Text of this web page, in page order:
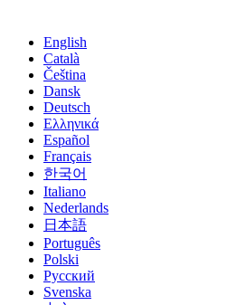
English
Català
Čeština
Dansk
Deutsch
Ελληνικά
Español
Français
한국어
Italiano
Nederlands
日本語
Português
Polski
Русский
Svenska